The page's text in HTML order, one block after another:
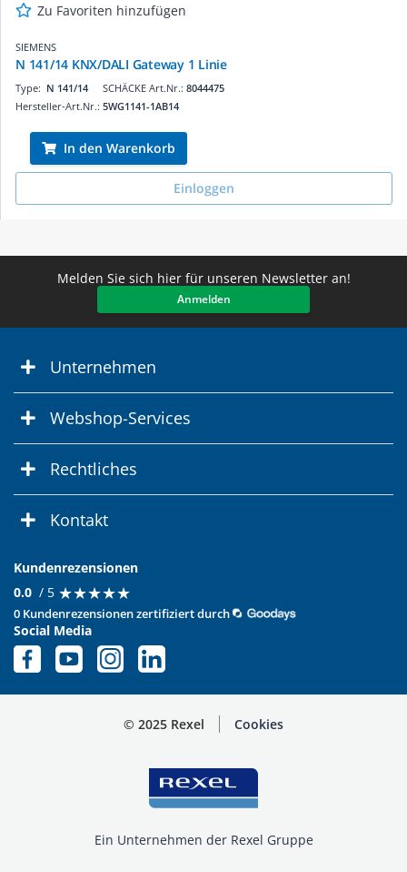
Zu Favoriten hinzufügen
SIEMENS
N 141/14 KNX/DALI Gateway 1 Linie
SCHÄCKE Art.Nr.: 8044475
Type: N 141/14
Hersteller-Art.Nr.: 5WG1141-1AB14
In den Warenkorb
Einloggen
Melden Sie sich hier für unseren Newsletter an!
Anmelden
Unternehmen
Webshop-Services
Rechtliches
Kontakt
Kundenrezensionen
0.0 / 5 ★★★★★
★★★★★
0 Kundenrezensionen zertifiziert durch
Social Media
© 2025 Rexel Cookies
Ein Unternehmen der Rexel Gruppe